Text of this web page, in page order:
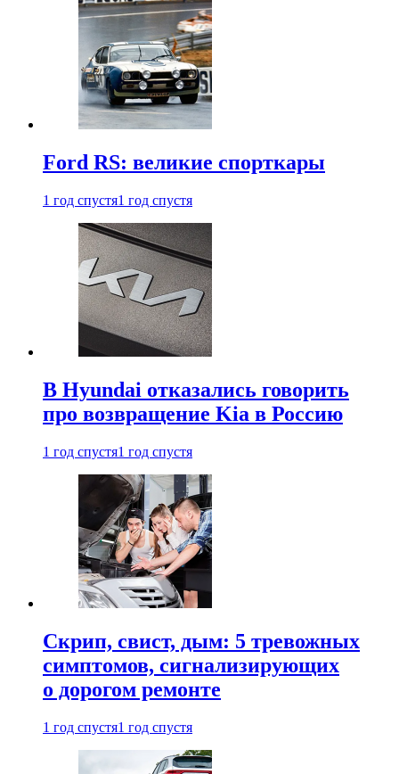
Ford RS: великие спорткары
1 год спустя1 год спустя
В Hyundai отказались говорить
про возвращение Kia в Россию
1 год спустя1 год спустя
Скрип, свист, дым: 5 тревожных
симптомов, сигнализирующих
о дорогом ремонте
1 год спустя1 год спустя